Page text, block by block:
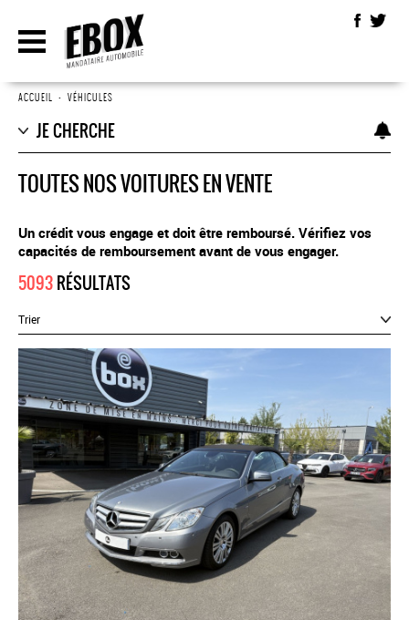
ACCUEIL • VÉHICULES
JE CHERCHE
TOUTES NOS VOITURES EN VENTE
Un crédit vous engage et doit être remboursé. Vérifiez vos
capacités de remboursement avant de vous engager.
5093RÉSULTATS
Trier